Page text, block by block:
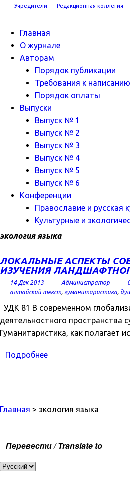
Учредители Редакционная коллегия
Главная
О журнале
Авторам
Порядок публикации
Требования к
Порядок оплаты
Выпуски
Выпуск № 1
Выпуск № 2
Выпуск № 3
Выпуск № 4
Выпуск № 5
Выпуск № 6
Конференции
Православие и русская
Культурные и
экология языка
ЛОКАЛЬНЫЕ АСПЕКТЫ
ИЗУЧЕНИЯ
14 Дек 2013 Администратор
0
алтайский текст, гуманитаристика,
УДК 81 В современном
деятельностного пространства
Гуманитаристика, как полагает
Подробнее
Главная > экология языка
Перевести / Translate to